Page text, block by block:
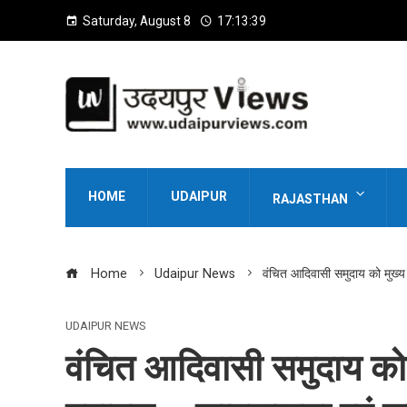
Saturday, August 8 17:13:40
HOME UDAIPUR RAJASTHAN
Home Udaipur News वंचित आदिवासी समुदाय को
UDAIPUR NEWS
वंचित आदिवासी समुदाय